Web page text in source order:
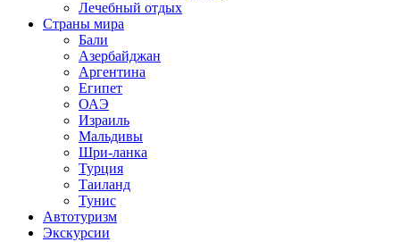
Лечебный отдых
Страны мира
Бали
Азербайджан
Аргентина
Египет
ОАЭ
Израиль
Мальдивы
Шри-ланка
Турция
Таиланд
Тунис
Автотуризм
Экскурсии